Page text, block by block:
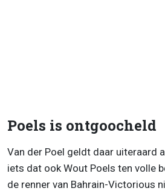
Poels is ontgoocheld
Van der Poel geldt daar uiteraard
iets dat ook Wout Poels ten volle
de renner van Bahrain-Victorious